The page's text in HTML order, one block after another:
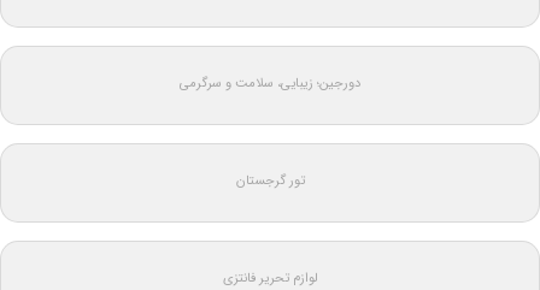
دورجین؛ زیبایی، سلامت و سرگرمی
تور گرجستان
لوازم تحریر فانتزی